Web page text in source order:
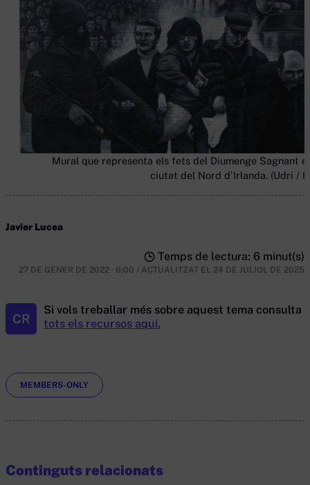
Mural que representa els fets del Diumenge Sagnant
ciutat del Nord d'Irlanda. (Udri /
Javier Lucea
Temps de lectura: 6 minut(s)
27 DE GENER DE 2022 · 6:00 / ACTUALITZAT EL 24 DE JULIOL DE 2025
CR
Si vols treballar més sobre aquest tema consulta
tots els recursos aquí.
Etiquetes
MEMBERS-ONLY
Continguts relacionats